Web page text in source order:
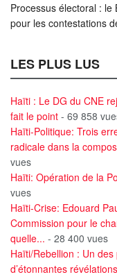
Processus électoral : le
pour les contestations
LES PLUS LUS
Haïti : Le DG du CNE
fait le point - 69 858
Haïti-Politique: Trois
radicale dans la
vues
Haïti: Opération de la
vues
Haïti-Crise: Edouard
Commission pour le
quelle... - 28 400 vues
Haïti/Rebellion : Un
d’étonnantes révélations